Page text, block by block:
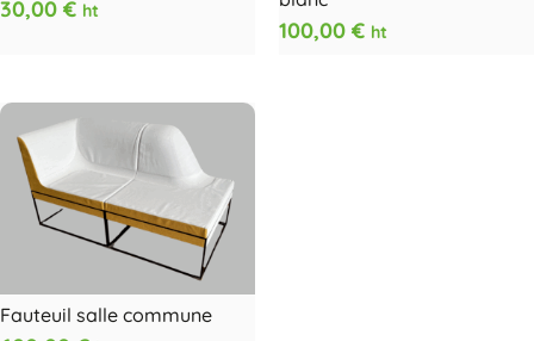
30,00 € ht
100,00 € ht
Fauteuil salle commune